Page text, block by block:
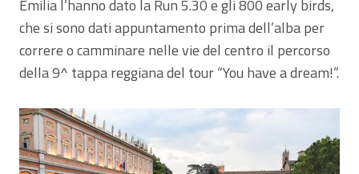
Emilia l’hanno dato la Run 5.30 e gli 800 early birds,
che si sono dati appuntamento prima dell’alba per
correre o camminare nelle vie del centro il percorso
della 9^ tappa reggiana del tour “You have a dream!”.